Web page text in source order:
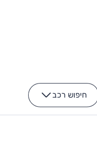
חיפוש רכב